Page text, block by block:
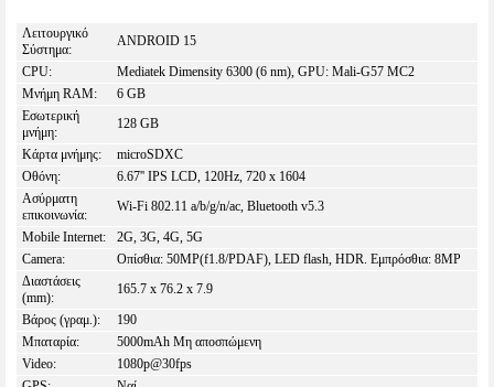
Λειτουργικό
Σύστημα:
ANDROID 15
CPU:
Mediatek Dimensity 6300 (6 nm), GPU: Mali-G57 MC2
Μνήμη RAM:
6 GB
Εσωτερική
μνήμη:
128 GB
Κάρτα μνήμης:
microSDXC
Οθόνη:
6.67'' IPS LCD, 120Hz, 720 x 1604
Ασύρματη
επικοινωνία:
Wi-Fi 802.11 a/b/g/n/ac, Bluetooth v5.3
Mobile Internet:
2G, 3G, 4G, 5G
Camera:
Οπίσθια: 50MP(f1.8/PDAF), LED flash, HDR. Εμπρόσθια: 8MP
Διαστάσεις
(mm):
165.7 x 76.2 x 7.9
Βάρος (γραμ.):
190
Μπαταρία:
5000mAh Μη αποσπώμενη
Video:
1080p@30fps